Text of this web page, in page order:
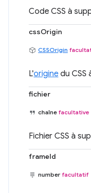
Code CSS à
cssOrigin
CSSOrigin
L'origine du CSS
fichier
chaîne facultative
Fichier CSS à
frameId
number facultatif